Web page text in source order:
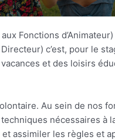
Fonctions
c’est, pour le
et des loisirs
Au sein de nos
nécessaires à
et assimiler les règles et